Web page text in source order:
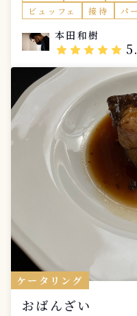
ビュッフェ
接待 パ
本田和樹
star star star star star
ケータリング
おばんざい